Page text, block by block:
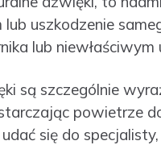
uszkodzenie
lub
są szczególnie
powietrze
się do